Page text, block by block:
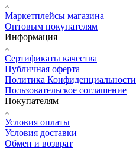
Маркетплейсы магазина
Оптовым покупателям
Информация
Сертификаты качества
Публичная оферта
Политика Конфиденциальности
Пользовательское соглашение
Покупателям
Условия оплаты
Условия доставки
Обмен и возврат